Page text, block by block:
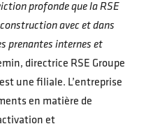
profonde que la RSE
avec et dans
prenantes internes et
directrice RSE Groupe
une filiale. L’entreprise
en matière de
et